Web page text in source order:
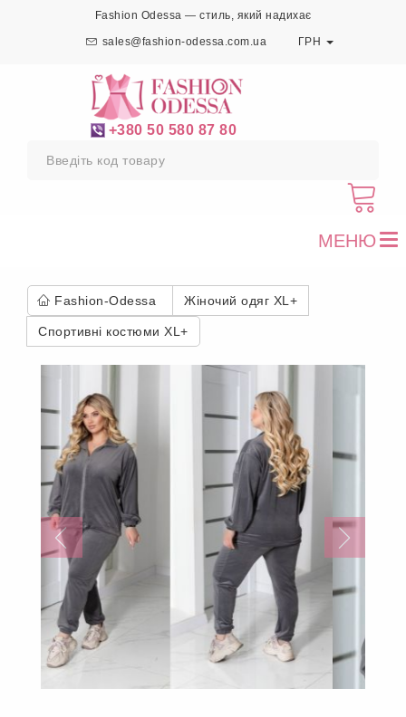
Fashion Odessa — стиль, який надихає
sales@fashion-odessa.com.ua ГРН
+380 50 580 87 80
МЕНЮ
Fashion-Odessa Жіночий одяг XL+
Спортивні костюми XL+